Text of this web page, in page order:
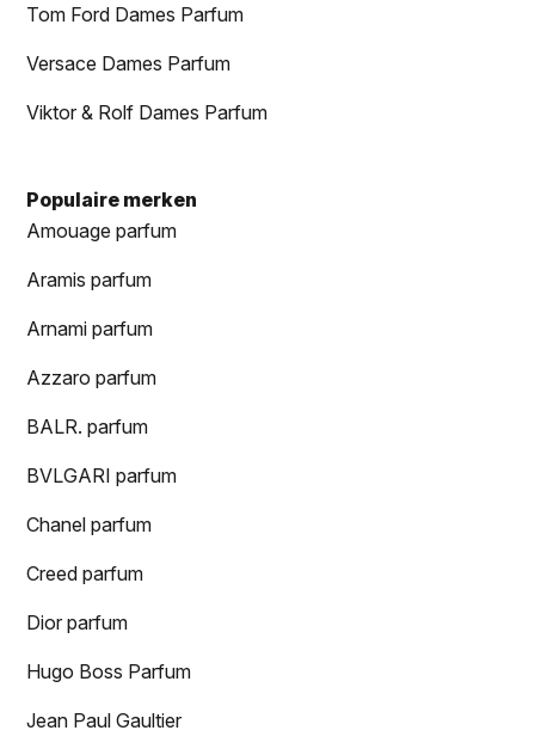
Tom Ford Dames Parfum
Versace Dames Parfum
Viktor & Rolf Dames Parfum
Populaire merken
Amouage parfum
Aramis parfum
Arnami parfum
Azzaro parfum
BALR. parfum
BVLGARI parfum
Chanel parfum
Creed parfum
Dior parfum
Hugo Boss Parfum
Jean Paul Gaultier